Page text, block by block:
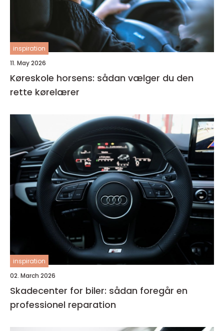
inspiration
11. May 2026
Køreskole horsens: sådan vælger du den
rette kørelærer
inspiration
02. March 2026
Skadecenter for biler: sådan foregår en
professionel reparation